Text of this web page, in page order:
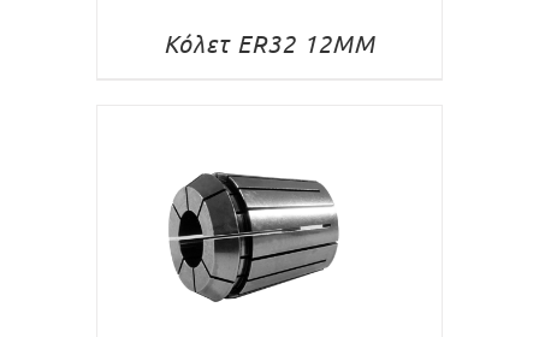
Κόλετ ER32 12MM